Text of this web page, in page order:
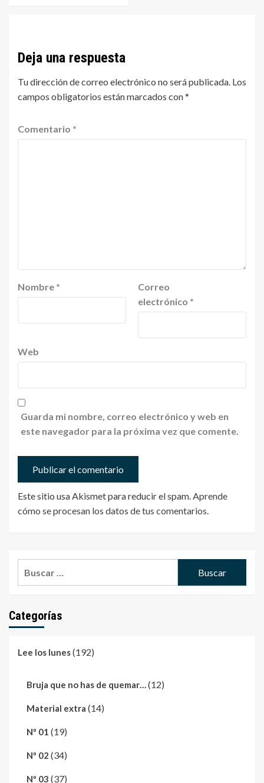
Deja una respuesta
Tu dirección de correo electrónico no será publicada. Los
campos obligatorios están marcados con*
Comentario *
Nombre *
Correo
electrónico *
Web
Guarda mi nombre, correo electrónico y web en
este navegador para la próxima vez que comente.
Este sitio usa Akismet para reducir el spam.Aprende
cómo se procesan los datos de tus comentarios.
Categorías
Lee los lunes(192)
Bruja que no has de quemar…(12)
Material extra (14)
Nº 01 (19)
Nº 02 (34)
Nº 03 (37)